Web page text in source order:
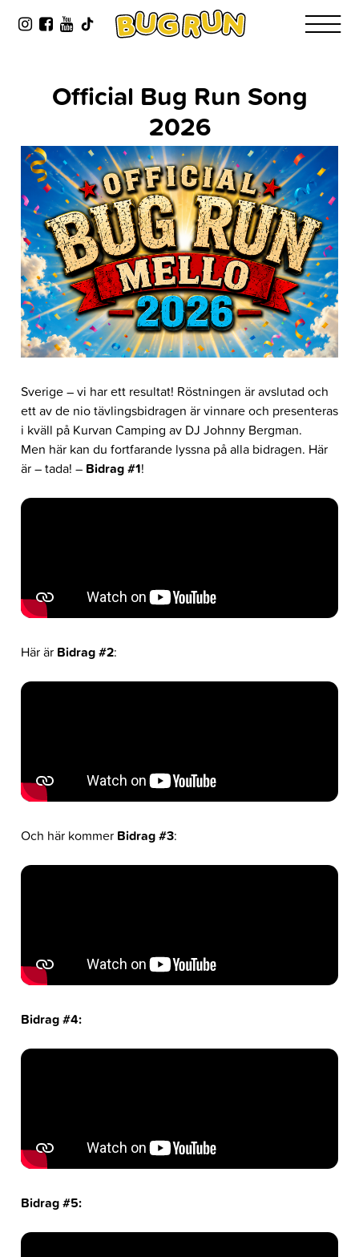
Official Bug Run Song
2026
Sverige – vi har ett resultat! Röstningen är avslutad och
ett av de nio tävlingsbidragen är vinnare och presenteras
i kväll på Kurvan Camping av DJ Johnny Bergman.
Men här kan du fortfarande lyssna på alla bidragen. Här
är – tada! – Bidrag #1!
Här ärBidrag #2:
Och här kommer Bidrag #3:
Bidrag #4:
Bidrag #5: